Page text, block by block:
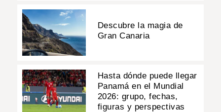
Descubre la magia de
Gran Canaria
Hasta dónde puede llegar
Panamá en el Mundial
2026: grupo, fechas,
figuras y perspectivas